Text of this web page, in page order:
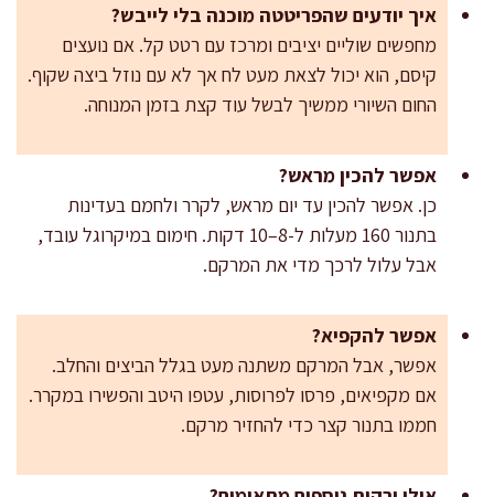
איך יודעים שהפריטטה מוכנה בלי לייבש?
מחפשים שוליים יציבים ומרכז עם רטט קל. אם נועצים
קיסם, הוא יכול לצאת מעט לח אך לא עם נוזל ביצה שקוף.
החום השיורי ממשיך לבשל עוד קצת בזמן המנוחה.
אפשר להכין מראש?
כן. אפשר להכין עד יום מראש, לקרר ולחמם בעדינות
בתנור 160 מעלות ל-8–10 דקות. חימום במיקרוגל עובד,
אבל עלול לרכך מדי את המרקם.
אפשר להקפיא?
אפשר, אבל המרקם משתנה מעט בגלל הביצים והחלב.
אם מקפיאים, פרסו לפרוסות, עטפו היטב והפשירו במקרר.
חממו בתנור קצר כדי להחזיר מרקם.